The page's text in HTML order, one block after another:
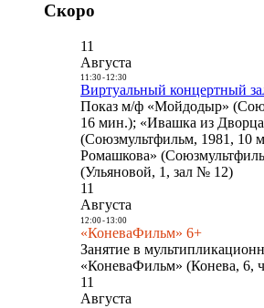
Скоро
11
Августа
11:30- 12:30
Виртуальный концертный
Показ м/ф «Мойдодыр»
16 мин.); «Ивашка из
(Союзмультфильм, 1981, 10
Ромашкова»
(Ульяновой, 1, зал № 12)
11
Августа
12:00- 13:00
«КоневаФильм» 6+
Занятие в
«КоневаФильм» (Конева, 6,
11
Августа